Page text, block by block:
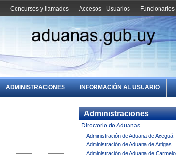
Funcionarios
Accesos - Usuarios
Concursos y llamados
ADMINISTRACIONES INFORMACIÓN AL USUARIO
Administraciones
Directorio de Aduanas
Administración de Aduana de Aceguá
Administración de Aduana de Artigas
Administración de Aduana de Carmelo